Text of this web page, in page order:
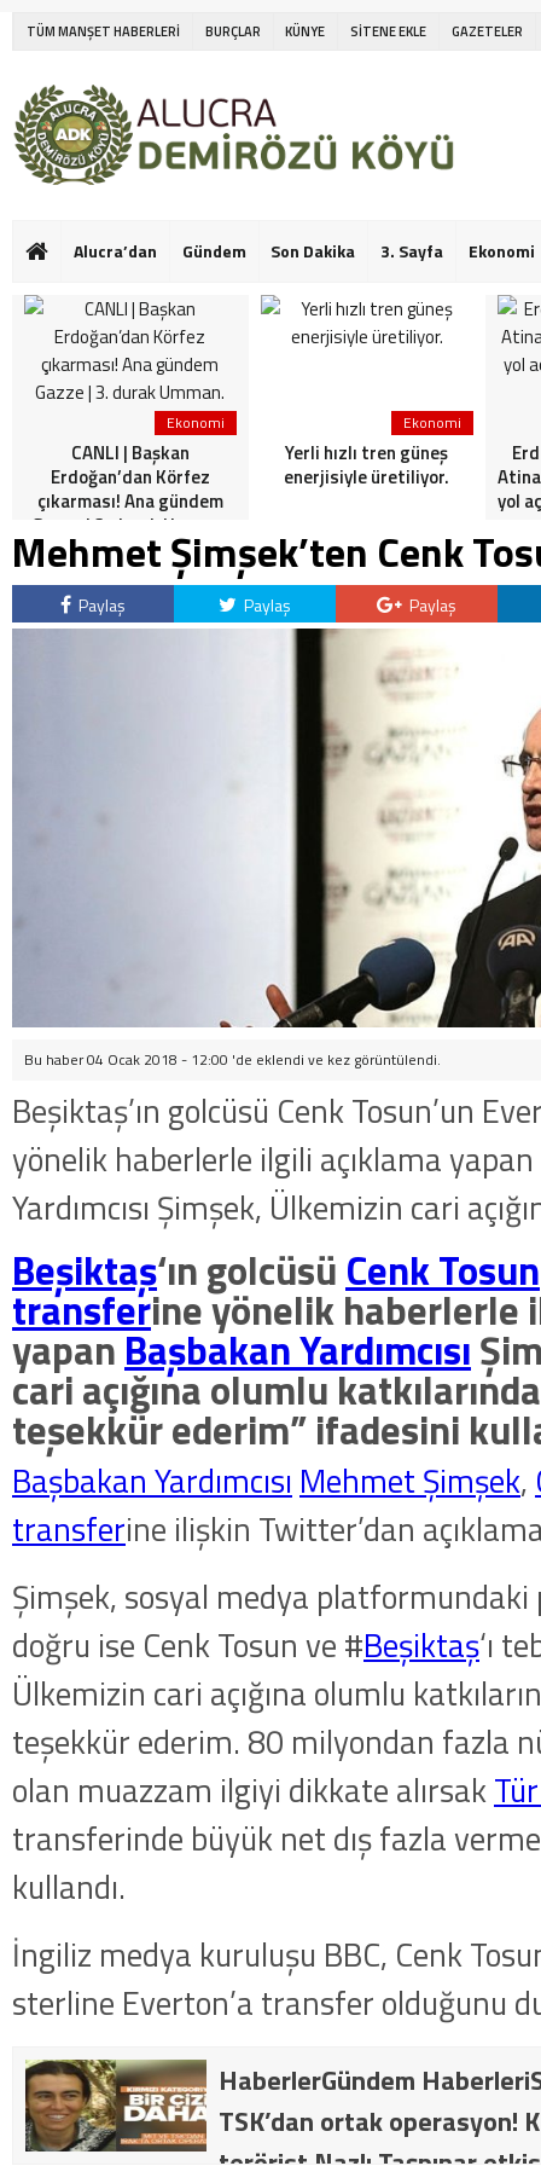
TÜM MANŞET HABERLERİ BURÇLAR KÜNYE SİTENE EKLE GAZETELER
Alucra’dan Gündem Son Dakika 3. Sayfa Ekonomi
Ekonomi
CANLI | Başkan
Erdoğan’dan Körfez
çıkarması! Ana gündem
Gazze | 3. durak Umman.
Ekonomi
Yerli hızlı tren güneş
enerjisiyle üretiliyor.
yol
Mehmet Şimşek’ten Cenk
Paylaş Paylaş Paylaş
Bu haber 04 Ocak 2018 - 12:00 'de eklendi ve kez görüntülendi.
Beşiktaş’ın golcüsü Cenk Tosun’un
yönelik haberlerle ilgili açıklama
Yardımcısı Şimşek, Ülkemizin cari
Beşiktaş‘ın golcüsüCenk Tosun
transferine yönelik haberlerle
yapanBaşbakan Yardımcısı
cari açığına olumlu
teşekkür ederim” ifadesini
Başbakan Yardımcısı Mehmet Şimşek,
transferine ilişkin Twitter’dan
Şimşek, sosyal medya platformundaki
doğru ise Cenk Tosun ve #Beşiktaş‘ı
Ülkemizin cari açığına olumlu
teşekkür ederim. 80 milyondan fazla
olan muazzam ilgiyi dikkate alırsak
transferinde büyük net dış fazla
kullandı.
İngiliz medya kuruluşu BBC, Cenk
sterline Everton’a transfer olduğunu
HaberlerGündem
TSK’dan ortak operasyon!